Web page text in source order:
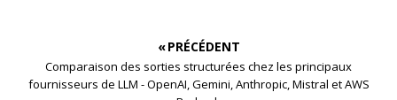
« PRÉCÉDENT
Comparaison des sorties structurées chez les principaux
fournisseurs de LLM - OpenAI, Gemini, Anthropic, Mistral et AWS